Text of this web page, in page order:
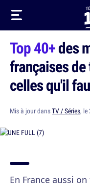
Top 40+des
françaises
celles qu'il
Mis à jour dansTV / Séries, le
En France aussi